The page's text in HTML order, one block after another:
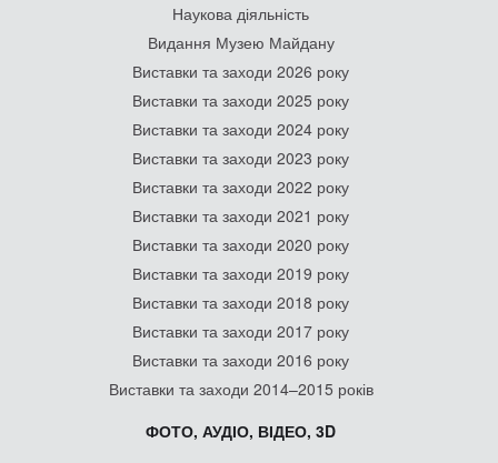
Наукова діяльність
Видання Музею Майдану
Виставки та заходи 2026 року
Виставки та заходи 2025 року
Виставки та заходи 2024 року
Виставки та заходи 2023 року
Виставки та заходи 2022 року
Виставки та заходи 2021 року
Виставки та заходи 2020 року
Виставки та заходи 2019 року
Виставки та заходи 2018 року
Виставки та заходи 2017 року
Виставки та заходи 2016 року
Виставки та заходи 2014–2015 років
ФОТО, АУДІО, ВІДЕО, 3D